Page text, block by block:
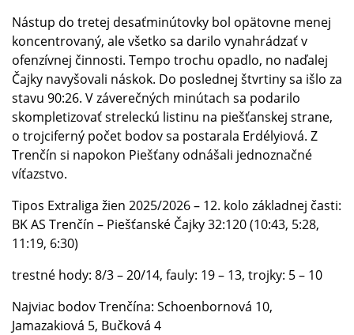
Nástup do tretej desaťminútovky bol opätovne menej
koncentrovaný, ale všetko sa darilo vynahrádzať v
ofenzívnej činnosti. Tempo trochu opadlo, no naďalej
Čajky navyšovali náskok. Do poslednej štvrtiny sa išlo za
stavu 90:26. V záverečných minútach sa podarilo
skompletizovať streleckú listinu na piešťanskej strane,
o trojciferný počet bodov sa postarala Erdélyiová. Z
Trenčín si napokon Piešťany odnášali jednoznačné
víťazstvo.
Tipos Extraliga žien 2025/2026 – 12. kolo základnej časti:
BK AS Trenčín – Piešťanské Čajky 32:120 (10:43, 5:28,
11:19, 6:30)
trestné hody: 8/3 – 20/14, fauly: 19 – 13, trojky: 5 – 10
Najviac bodov Trenčína: Schoenbornová 10,
Jamazakiová 5, Bučková 4